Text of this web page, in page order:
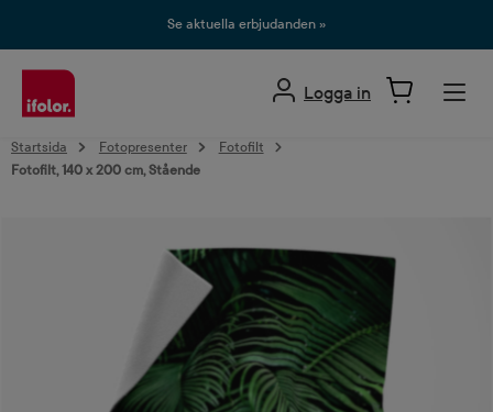
Se aktuella erbjudanden »
Logga in
Startsida Fotopresenter
Fotofilt
Fotofilt, 140 x 200 cm, Stående